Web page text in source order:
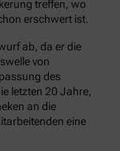
treffen, wo
erschwert ist.
ab, da er die
von
des
letzten 20 Jahre,
an die
eine